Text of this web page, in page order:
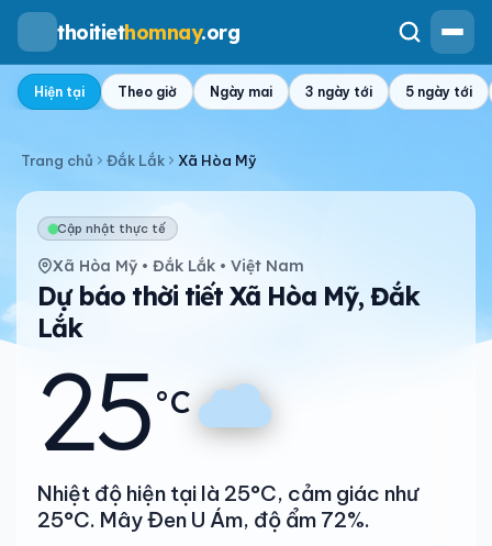
thoitiethomnay.org
Hiện tại Theo giờ Ngày mai 3 ngày tới 5 ngày tới
Trang chủ Đắk Lắk Xã Hòa Mỹ
Cập nhật thực tế
Xã Hòa Mỹ • Đắk Lắk • Việt Nam
Dự báo thời tiết Xã Hòa Mỹ, Đắk
Lắk
25°C
Nhiệt độ hiện tại là 25°C, cảm giác như
25°C. Mây Đen U Ám, độ ẩm 72%.